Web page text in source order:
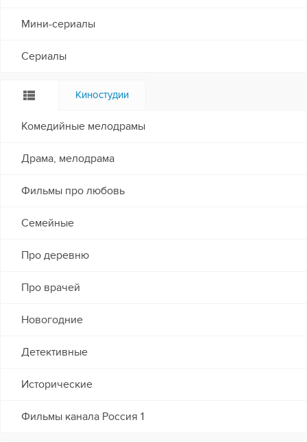
Мини-сериалы
Сериалы
Киностудии
Комедийные мелодрамы
Драма, мелодрама
Фильмы про любовь
Семейные
Про деревню
Про врачей
Новогодние
Детективные
Исторические
Фильмы канала Россия 1